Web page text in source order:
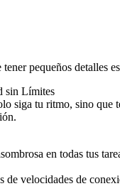
pequeños detalles
sin Límites
siga tu ritmo, sino
en todas tus
velocidades de